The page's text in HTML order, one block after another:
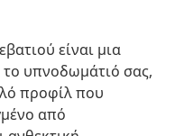
είναι μια
υπνοδωμάτιό σας,
προφίλ που
από